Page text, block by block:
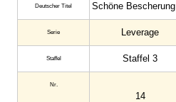
Deutscher Titel Schöne Bescherung
Serie Leverage
Staffel Staffel 3
Nr.
14